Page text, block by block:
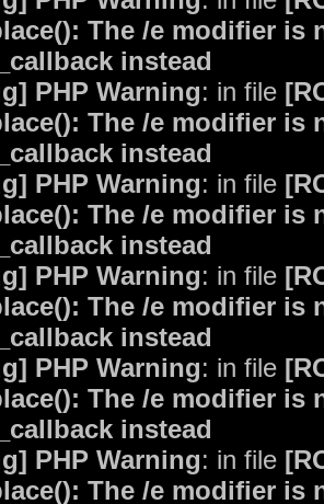
The /e modifier is
instead
PHP Warning: in file
The /e modifier is
instead
PHP Warning: in file
The /e modifier is
instead
PHP Warning: in file
The /e modifier is
instead
PHP Warning: in file
The /e modifier is
instead
PHP Warning: in file
The /e modifier is